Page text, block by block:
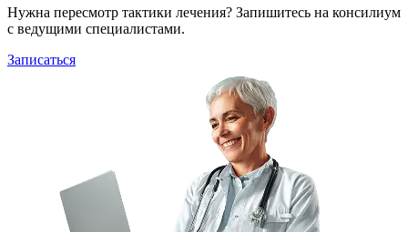
Нужна пересмотр тактики лечения? Запишитесь на консилиум
с ведущими специалистами.
Записаться